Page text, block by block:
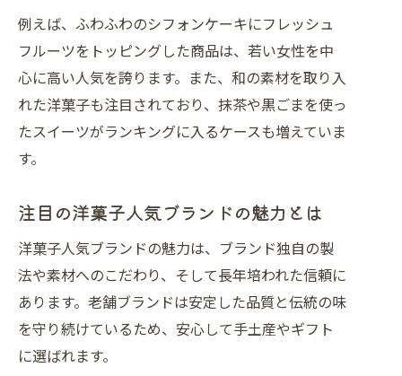
手土産に喜ばれる洋菓子の選び方とは
洋菓子人気手土産で失敗しない選び方
洋菓子ランキングから手土産の定番を
ント
洋菓子人気お取り寄せで喜ばれる秘訣
女性人気スイーツランキングで選ぶコ
ツ
百貨店発の流行洋菓子が支持される理由
百貨店スイーツランキングが注目され
例えば、ふわふわのシフォンケーキにフレッシュ
フルーツをトッピングした商品は、若い女性を中
心に高い人気を誇ります。また、和の素材を取り入
れた洋菓子も注目されており、抹茶や黒ごまを使っ
たスイーツがランキングに入るケースも増えていま
す。
注目の洋菓子人気ブランドの魅力とは
洋菓子人気ブランドの魅力は、ブランド独自の製
法や素材へのこだわり、そして長年培われた信頼に
あります。老舗ブランドは安定した品質と伝統の味
を守り続けているため、安心して手土産やギフト
に選ばれます。